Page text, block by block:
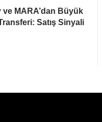
ve MARA’dan Büyük
Satış Sinyali